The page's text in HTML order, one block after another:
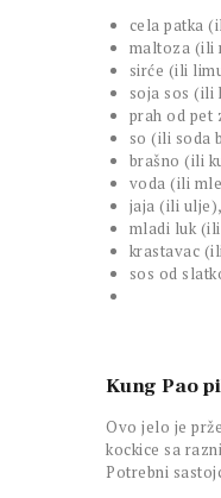
cela patka
maltoza (ili
sirće (ili
soja sos (ili
prah od pet
so (ili soda
brašno (ili
voda (ili
jaja (ili ulje),
mladi luk
krastavac
sos od
Kung Pao
Ovo jelo je
kockice sa
Potrebni